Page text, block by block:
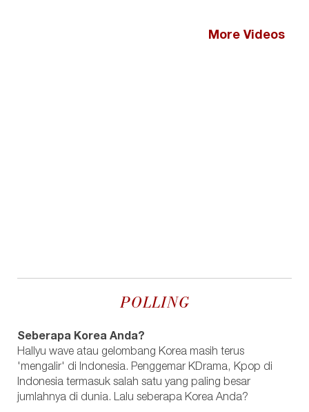
More Videos
POLLING
Seberapa Korea Anda?
Hallyu wave atau gelombang Korea masih terus
'mengalir' di Indonesia. Penggemar KDrama, Kpop di
Indonesia termasuk salah satu yang paling besar
jumlahnya di dunia. Lalu seberapa Korea Anda?